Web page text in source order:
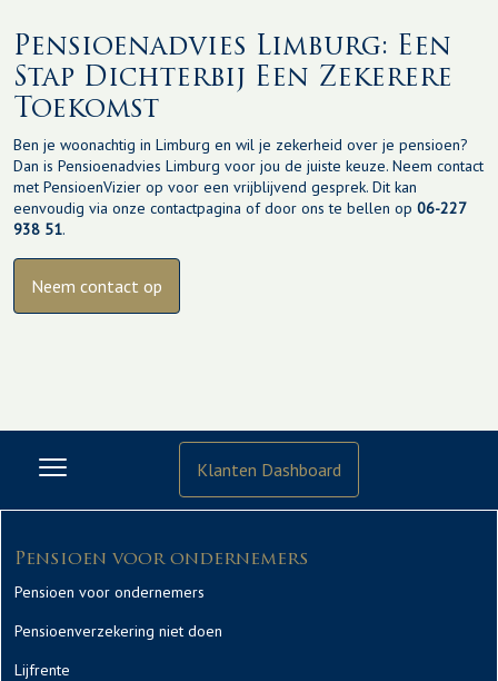
Pensioenadvies Limburg: Een
Stap Dichterbij Een Zekerere
Toekomst
Ben je woonachtig in Limburg en wil je zekerheid over je pensioen?
Dan is Pensioenadvies Limburg voor jou de juiste keuze. Neem contact
met PensioenVizier op voor een vrijblijvend gesprek. Dit kan
eenvoudig via onze contactpagina of door ons te bellen op 06-227
938 51.
Neem contact op
Klanten Dashboard
Pensioen voor ondernemers
Pensioen voor ondernemers
Pensioenverzekering niet doen
Lijfrente